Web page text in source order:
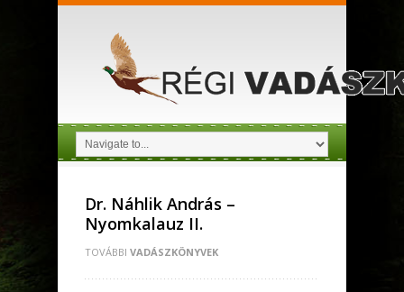
Dr. Náhlik András –
Nyomkalauz II.
TOVÁBBI VADÁSZKÖNYVEK